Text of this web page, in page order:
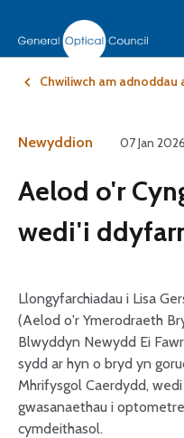
Chwiliwch am adnoddau
Newyddion 07 Jan 2026
Aelod o'r
wedi'i
Llongyfarchiadau i Lisa
(Aelod o'r Ymerodraeth
Blwyddyn Newydd Ei
sydd ar hyn o bryd yn
Mhrifysgol Caerdydd,
gwasanaethau i
cymdeithasol.